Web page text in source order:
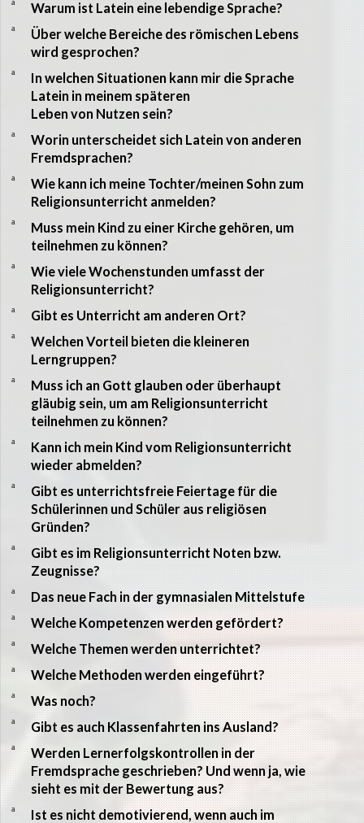
a Warum ist Latein eine lebendige Sprache?
a
Über welche Bereiche des römischen Lebens
wird gesprochen?
a
In welchen Situationen kann mir die Sprache
Latein in meinem späteren
Leben von Nutzen sein?
a
Worin unterscheidet sich Latein von anderen
Fremdsprachen?
a
Wie kann ich meine Tochter/meinen Sohn zum
Religionsunterricht anmelden?
a
Muss mein Kind zu einer Kirche gehören, um
teilnehmen zu können?
a
Wie viele Wochenstunden umfasst der
Religionsunterricht?
a Gibt es Unterricht am anderen Ort?
a
Welchen Vorteil bieten die kleineren
Lerngruppen?
a
Muss ich an Gott glauben oder überhaupt
gläubig sein, um am Religionsunterricht
teilnehmen zu können?
a
Kann ich mein Kind vom Religionsunterricht
wieder abmelden?
a
Gibt es unterrichtsfreie Feiertage für die
Schülerinnen und Schüler aus religiösen
Gründen?
a
Gibt es im Religionsunterricht Noten bzw.
Zeugnisse?
a Das neue Fach in der gymnasialen Mittelstufe
a Welche Kompetenzen werden gefördert?
a Welche Themen werden unterrichtet?
a Welche Methoden werden eingeführt?
a Was noch?
a Gibt es auch Klassenfahrten ins Ausland?
a
Werden Lernerfolgskontrollen in der
Fremdsprache geschrieben? Und wenn ja, wie
sieht es mit der Bewertung aus?
a
Ist es nicht demotivierend, wenn auch im